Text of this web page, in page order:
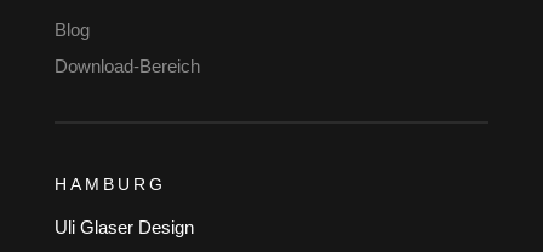
Blog
Download-Bereich
HAMBURG
Uli Glaser Design